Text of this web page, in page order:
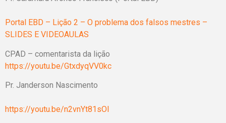
Portal EBD – Lição 2 – O problema dos falsos mestres –
SLIDES E VIDEOAULAS
CPAD – comentarista da lição
https://youtu.be/GtxdyqVV0kc
Pr. Janderson Nascimento
https://youtu.be/n2vnYt81sOI